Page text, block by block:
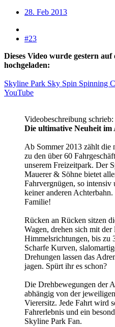
28. Feb 2013
#23
Dieses Video wurde gestern
hochgeladen:
Skyline Park Sky Spin Spinning
YouTube
Videobeschreibung schrieb:
Die ultimative Neuheit
Ab Sommer 2013 zählt die
zu den über 60
unserem Freizeitpark. Der
Mauerer & Söhne bietet
Fahrvergnügen, so
keiner anderen
Familie!
Rücken an Rücken sitzen
Wagen, drehen sich mit
Himmelsrichtungen, bis zu
Scharfe Kurven,
Drehungen lassen das
jagen. Spürt ihr es schon?
Die Drehbewegungen der
abhängig von der
Vierersitz. Jede Fahrt wird
Fahrerlebnis und ein
Skyline Park Fan.